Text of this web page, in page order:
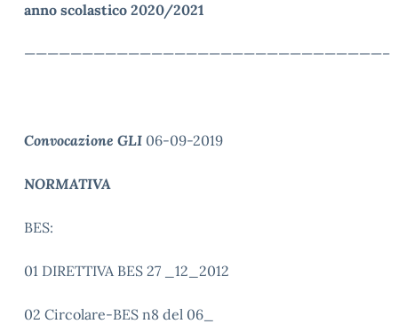
anno scolastico 2020/2021
———————————————————————————————–
Convocazione GLI 06-09-2019
NORMATIVA
BES:
01 DIRETTIVA BES 27 _12_2012
02 Circolare-BES n8 del 06_